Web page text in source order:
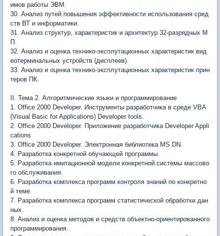
имов работы ЭВМ.
30. Анализ путей повышения эффективности использования сред
ств ВТ и информатики.
31. Анализ структур, характеристик и архитектур 32-разрядных М
П.
32. Анализ и оценка технико-эксплутационных характеристик вид
еотерминальных устройств (дисплеев).
33. Анализ и оценка технико-эксплутационных характеристик прин
теров ПК.
II. Тема 2. Алгоритмические языки и программирование
1. Office 2000 Developer. Инструменты разработчика в среде VBA
(Visual Basic for Applications) Developer tools.
2. Office 2000 Developer. Приложение разработчика Developer Appli
cations
3. Office 2000 Developer. Электронная библиотека MS DN.
4. Разработка конкретной обучающей программы.
5. Разработка имитационной модели конкретной системы массово
го обслуживания.
6. Разработка комплекса программ контроля знаний по конкретно
й теме.
7. Разработка комплекса программ статистической обработки дан
ных.
8. Анализ и оценка методов и средств объектно-ориентированного
программирования.